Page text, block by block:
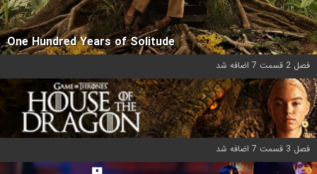
One Hundred Years of Solitude
فصل 2 قسمت 7 اضافه شد
فصل 3 قسمت 7 اضافه شد